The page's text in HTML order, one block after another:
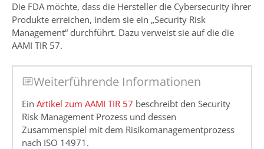
Die FDA möchte, dass die Hersteller die Cybersecurity ihrer
Produkte erreichen, indem sie ein „Security Risk
Management“ durchführt. Dazu verweist sie auf die die
AAMI TIR 57.
Weiterführende Informationen
Ein Artikel zum AAMI TIR 57 beschreibt den Security
Risk Management Prozess und dessen
Zusammenspiel mit dem Risikomanagementprozess
nach ISO 14971.